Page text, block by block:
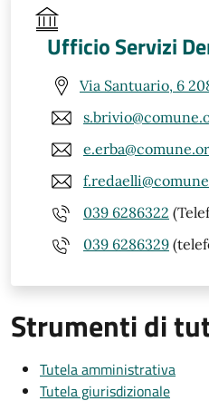
Ufficio Servizi
Via Santuario, 6
039 6286322
039 6286329
Strumenti di
Tutela amministrativa
Tutela giurisdizionale